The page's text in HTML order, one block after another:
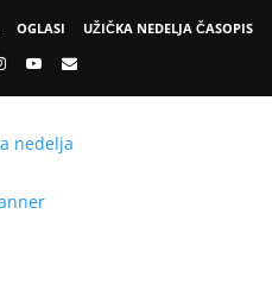
OGLASI UŽIČKA NEDELJA ČASOPIS